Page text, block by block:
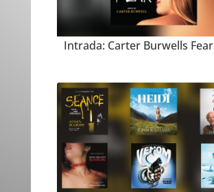
Intrada: Carter Burwells Fear